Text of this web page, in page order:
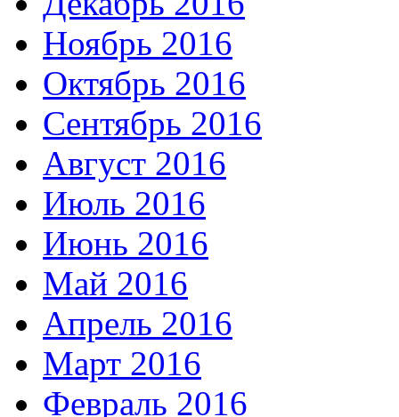
Ноябрь 2016
Октябрь 2016
Сентябрь 2016
Август 2016
Июль 2016
Июнь 2016
Май 2016
Апрель 2016
Март 2016
Февраль 2016